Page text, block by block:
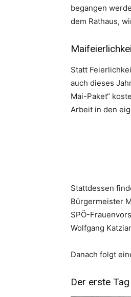
begangen
dem Rathaus,
Statt
auch dieses
Mai-Paket“
Arbeit in den
Stattdessen
Bürgermeister
SPÖ-
Wolfgang
Danach folgt
Der erste